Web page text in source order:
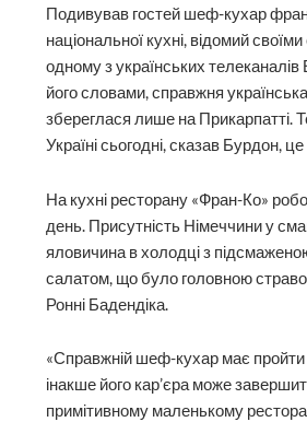
Подивував гостей шеф-кухар
національної кухні, відомий
одному з українських
його словами, справжня
збереглася лише на Прикарпатті.
Україні сьогодні, сказав Бурдон,
На кухні ресторану «Фран-Ко»
день. Присутність Німеччини у
яловичина в холодці з
салатом, що було головною
Ронні Бадендіка.
«Справжній шеф-кухар має
інакше його кар’єра може
примітивному маленькому